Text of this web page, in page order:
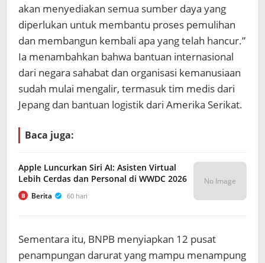
akan menyediakan semua sumber daya yang
diperlukan untuk membantu proses pemulihan
dan membangun kembali apa yang telah hancur.”
Ia menambahkan bahwa bantuan internasional
dari negara sahabat dan organisasi kemanusiaan
sudah mulai mengalir, termasuk tim medis dari
Jepang dan bantuan logistik dari Amerika Serikat.
Baca juga:
Apple Luncurkan Siri AI: Asisten Virtual
Lebih Cerdas dan Personal di WWDC 2026
B Berita 60 hari
No Image
Sementara itu, BNPB menyiapkan 12 pusat
penampungan darurat yang mampu menampung